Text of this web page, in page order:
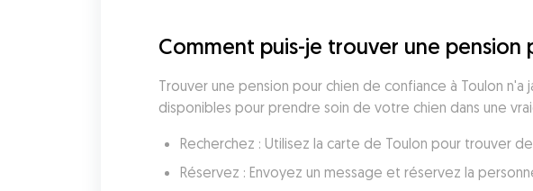
Comment puis-je trouver une
Trouver une pension pour chien de confiance à Toulon
disponibles pour prendre soin de votre chien dans une
Recherchez : Utilisez la carte de Toulon pour trouver
Réservez : Envoyez un message et réservez la